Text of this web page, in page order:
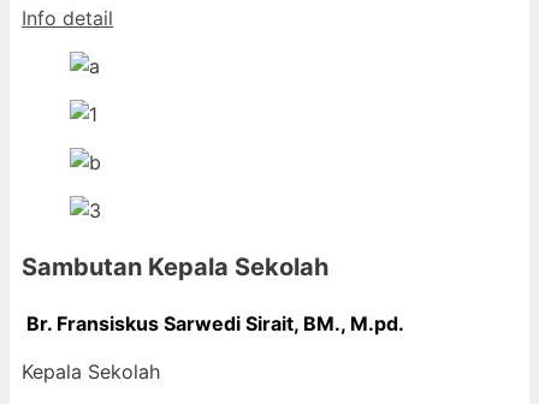
Info detail
Sambutan Kepala Sekolah
Br. Fransiskus Sarwedi Sirait, BM., M.pd.
Kepala Sekolah